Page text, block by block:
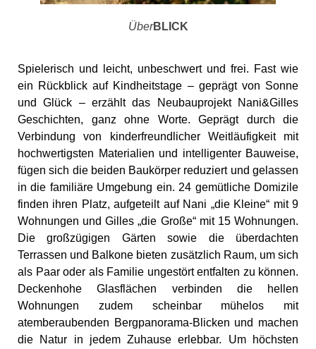
ÜberBLICK
Spielerisch und leicht, unbeschwert und frei. Fast wie
ein Rückblick auf Kindheitstage – geprägt von Sonne
und Glück – erzählt das Neubauprojekt Nani&Gilles
Geschichten, ganz ohne Worte. Geprägt durch die
Verbindung von kinderfreundlicher Weitläufigkeit mit
hochwertigsten Materialien und intelligenter Bauweise,
fügen sich die beiden Baukörper reduziert und gelassen
in die familiäre Umgebung ein. 24 gemütliche Domizile
finden ihren Platz, aufgeteilt auf Nani „die Kleine“ mit 9
Wohnungen und Gilles „die Große“ mit 15 Wohnungen.
Die großzügigen Gärten sowie die überdachten
Terrassen und Balkone bieten zusätzlich Raum, um sich
als Paar oder als Familie ungestört entfalten zu können.
Deckenhohe Glasflächen verbinden die hellen
Wohnungen zudem scheinbar mühelos mit
atemberaubenden Bergpanorama-Blicken und machen
die Natur in jedem Zuhause erlebbar. Um höchsten